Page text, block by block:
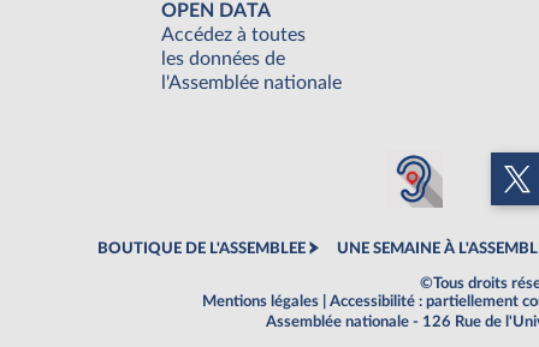
OPEN DATA
Accédez à toutes
les données de
l'Assemblée nationale
BOUTIQUE DE L'ASSEMBLEE UNE SEMAINE À
©Tous droits
Mentions légales
Accessibilité : partiellement
Assemblée nationale - 126 Rue de